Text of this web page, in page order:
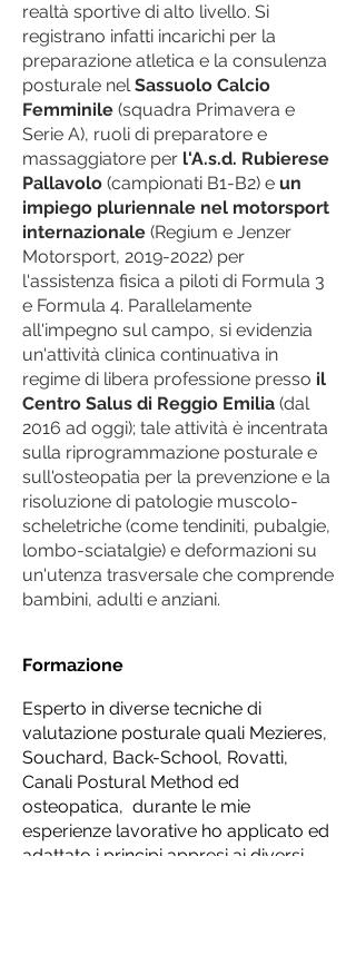
realtà sportive di alto livello. Si
registrano infatti incarichi per la
preparazione atletica e la consulenza
posturale nelSassuolo Calcio
Femminile (squadra Primavera e
Serie A), ruoli di preparatore e
massaggiatore per l'A.s.d. Rubierese
Pallavolo (campionati B1-B2) e un
impiego pluriennale nel motorsport
internazionale (Regium e Jenzer
Motorsport, 2019-2022) per
l'assistenza fisica a piloti di Formula 3
e Formula 4. Parallelamente
all'impegno sul campo, si evidenzia
un'attività clinica continuativa in
regime di libera professione presso il
Centro Salus di Reggio Emilia (dal
2016 ad oggi); tale attività è incentrata
sulla riprogrammazione posturale e
sull'osteopatia per la prevenzione e la
risoluzione di patologie muscolo-
scheletriche (come tendiniti, pubalgie,
lombo-sciatalgie) e deformazioni su
un'utenza trasversale che comprende
bambini, adulti e anziani.
Formazione
Esperto in diverse tecniche di
valutazione posturale quali Mezieres,
Souchard, Back-School, Rovatti,
Canali Postural Method ed
osteopatica, durante le mie
esperienze lavorative ho applicato ed
adattato i principi appresi ai diversi